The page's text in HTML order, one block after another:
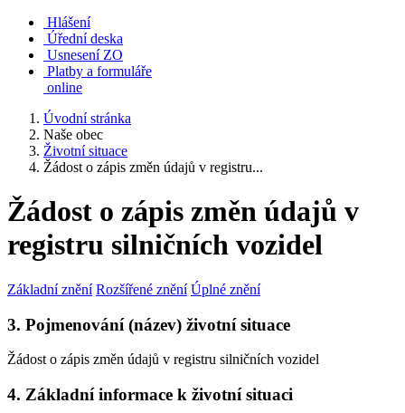
Hlášení
Úřední deska
Usnesení ZO
Platby a formuláře
online
Úvodní stránka
Naše obec
Životní situace
Žádost o zápis změn údajů v registru...
Žádost o zápis změn údajů v
registru silničních vozidel
Základní znění Rozšířené znění Úplné znění
3. Pojmenování (název) životní situace
Žádost o zápis změn údajů v registru silničních vozidel
4. Základní informace k životní situaci